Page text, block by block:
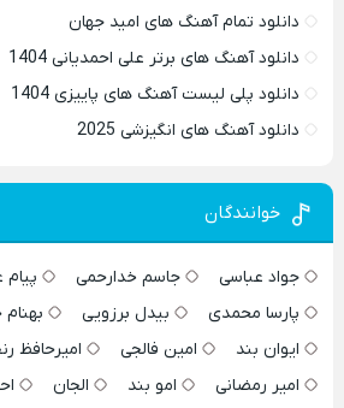
دانلود تمام آهنگ های امید جهان
دانلود آهنگ های برتر علی احمدیانی 1404
دانلود پلی لیست آهنگ های پاییزی 1404
دانلود آهنگ های انگیزشی 2025
خوانندگان
جواد عباسی جاسم خدارحمی
پارسا محمدی
بیدل برزویی
ایوان بند
امین فالجی امیرحافظ
امیر رمضانی
امو بند الجان